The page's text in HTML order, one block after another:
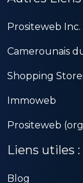
Prositeweb Inc.
Camerounais
Shopping
Immoweb
Prositeweb
Liens utiles :
Blog